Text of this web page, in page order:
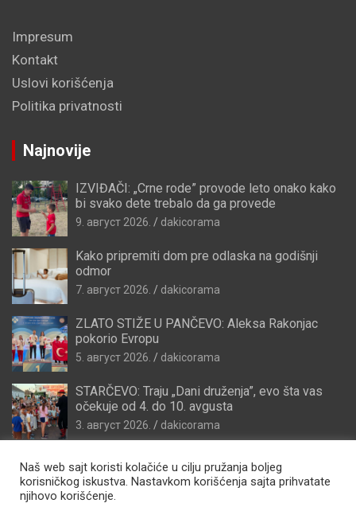
Impresum
Kontakt
Uslovi korišćenja
Politika privatnosti
Najnovije
IZVIĐAČI: „Crne rode” provode leto onako kako
bi svako dete trebalo da ga provede
9. август 2026. dakicorama
Kako pripremiti dom pre odlaska na godišnji
odmor
7. август 2026. dakicorama
ZLATO STIŽE U PANČEVO: Aleksa Rakonjac
pokorio Evropu
5. август 2026. dakicorama
STARČEVO: Traju „Dani druženja”, evo šta vas
očekuje od 4. do 10. avgusta
3. август 2026. dakicorama
Naš web sajt koristi kolačiće u cilju pružanja boljeg
korisničkog iskustva. Nastavkom korišćenja sajta prihvatate
njihovo korišćenje.